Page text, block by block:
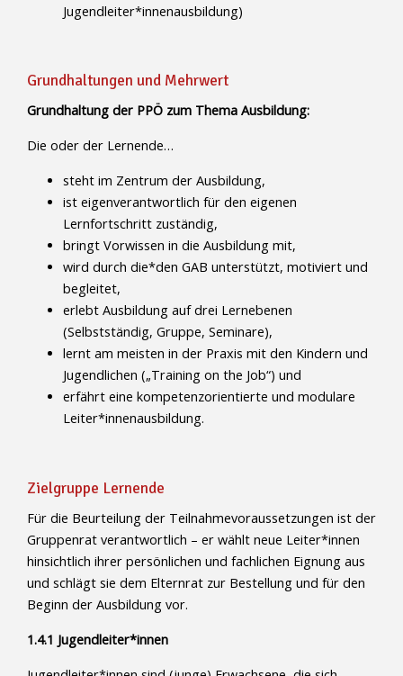
Jugendleiter*innenausbildung)
Grundhaltungen und Mehrwert
Grundhaltung der PPÖ zum Thema Ausbildung:
Die oder der Lernende…
steht im Zentrum der Ausbildung,
ist eigenverantwortlich für den eigenen
Lernfortschritt zuständig,
bringt Vorwissen in die Ausbildung mit,
wird durch die*den GAB unterstützt, motiviert und
begleitet,
erlebt Ausbildung auf drei Lernebenen
(Selbstständig, Gruppe, Seminare),
lernt am meisten in der Praxis mit den Kindern und
Jugendlichen („Training on the Job“) und
erfährt eine kompetenzorientierte und modulare
Leiter*innenausbildung.
Zielgruppe Lernende
Für die Beurteilung der Teilnahmevoraussetzungen ist der
Gruppenrat verantwortlich – er wählt neue Leiter*innen
hinsichtlich ihrer persönlichen und fachlichen Eignung aus
und schlägt sie dem Elternrat zur Bestellung und für den
Beginn der Ausbildung vor.
1.4.1 Jugendleiter*innen